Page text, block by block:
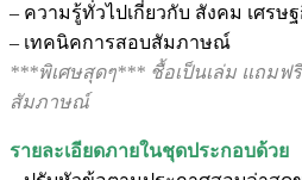
– ความรู้ทั่วไปเกี่ยวกับ สังคม เศรษ
– เทคนิคการสอบสัมภาษณ์
***พิเศษสุดๆ*** ชื้อเป็นเล่ม แถมฟ
สัมภาษณ์
รายละเอียดภายในชุดประกอบด้วย